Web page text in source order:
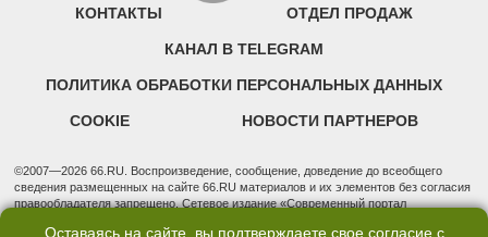
КОНТАКТЫ ОТДЕЛ ПРОДАЖ
КАНАЛ В TELEGRAM
ПОЛИТИКА ОБРАБОТКИ ПЕРСОНАЛЬНЫХ ДАННЫХ
COOKIE НОВОСТИ ПАРТНЕРОВ
©2007—2026 66.RU. Воспроизведение, сообщение, доведение до всеобщего
сведения размещенных на сайте 66.RU материалов и их элементов без согласия
правообладателя запрещено. Сетевое издание «Современный портал
Оставаясь на сайте, вы подтверждаете свое согласие с